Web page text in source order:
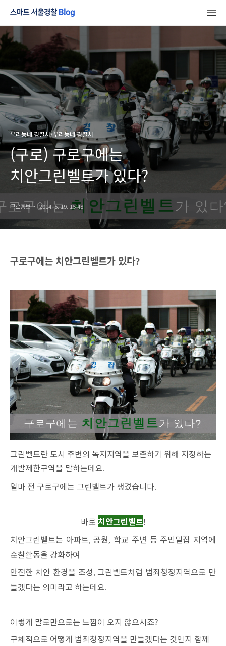
우리동네 경찰서/우리동네 경찰서
(구로) 구로구에는
치안그린벨트가 있다?
구로홍보 2014. 5. 19. 15:48
구로구에는 치안그린벨트가 있다?
그린벨트란 도시 주변의 녹지지역을 보존하기 위해 지정하는
개발제한구역을 말하는데요.
얼마 전 구로구에는 그린벨트가 생겼습니다.
바로 치안그린벨트!
치안그린벨트는 아파트,공원, 학교 주변 등 주민밀집 지역에
순찰활동을 강화하여
안전한 치안 환경을 조성, 그린벨트처럼 범죄청정지역으로 만
들겠다는 의미라고 하는데요.
이렇게 말로만으로는 느낌이 오지 않으시죠?
구체적으로 어떻게 범죄청정지역을 만들겠다는 것인지 함께